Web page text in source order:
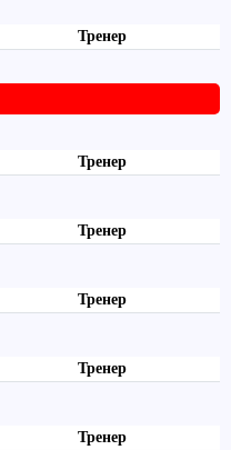
Тренер
Тренер
Тренер
Тренер
Тренер
Тренер